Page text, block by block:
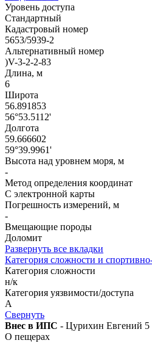
Уровень доступа
Стандартный
Кадастровый номер
5653/5939-2
Альтернативный номер
)V-3-2-2-83
Длина, м
6
Широта
56.891853
56°53.5112'
Долгота
59.666602
59°39.9961'
Высота над уровнем моря, м
-
Метод определения координат
С электронной карты
Погрешность измерений, м
-
Вмещающие породы
Доломит
Развернуть все вкладки
Категория сложности и
Категория сложности
н/к
Категория уязвимости/доступа
A
Свернуть
Внес в ИПС - Цурихин Евгений 5
О пещерах